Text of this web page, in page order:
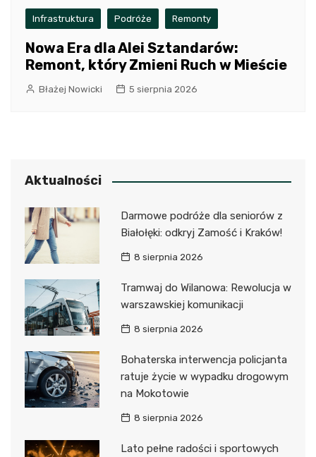
Infrastruktura Podróże Remonty
Nowa Era dla Alei Sztandarów:
Remont, który Zmieni Ruch w Mieście
Błażej Nowicki 5 sierpnia 2026
Aktualności
Darmowe podróże dla seniorów z
Białołęki: odkryj Zamość i Kraków!
8 sierpnia 2026
Tramwaj do Wilanowa: Rewolucja w
warszawskiej komunikacji
8 sierpnia 2026
Bohaterska interwencja policjanta
ratuje życie w wypadku drogowym
na Mokotowie
8 sierpnia 2026
Lato pełne radości i sportowych